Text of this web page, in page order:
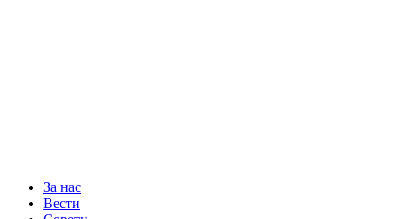
За нас
Вести